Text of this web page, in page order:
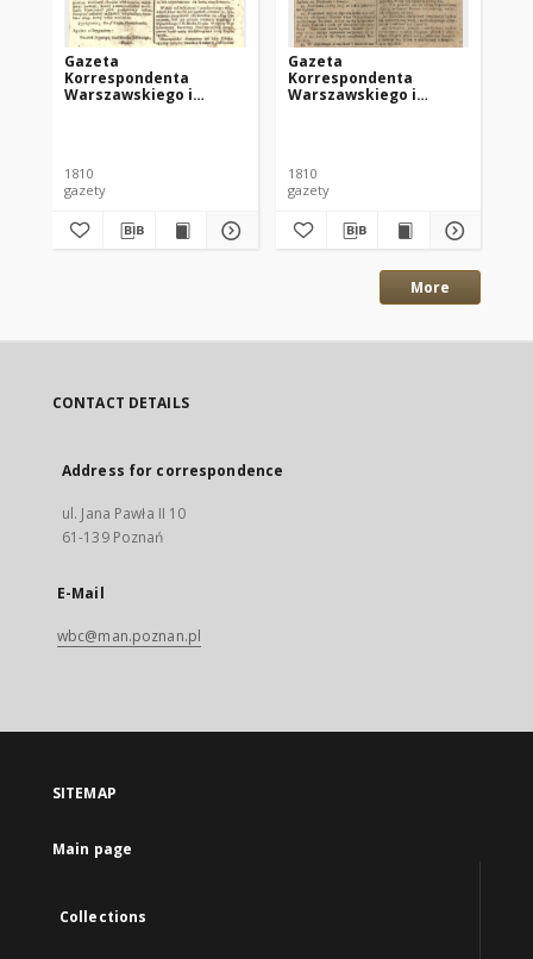
Gazeta
Korrespondenta
Warszawskiego i
1810
gazety
Gazeta
Korrespondenta
Warszawskiego i
1810
gazety
More
CONTACT DETAILS
Address for correspondence
ul. Jana Pawła II 10
61-139 Poznań
E-Mail
wbc@man.poznan.pl
SITEMAP
Main page
Collections